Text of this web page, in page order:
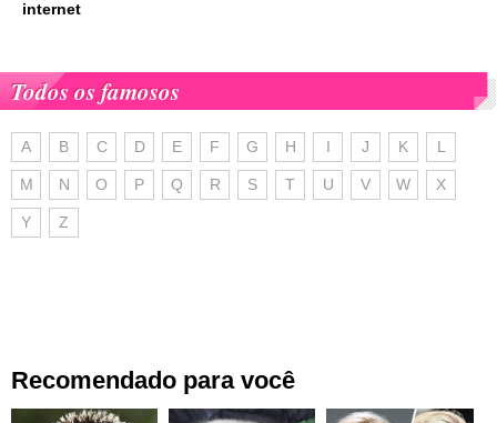
internet
Todos os famosos
A B C D E F G H I J K L
M N O P Q R S T U V W X
Y Z
Recomendado para você